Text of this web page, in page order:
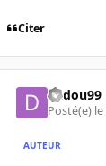
Citer
dadou99
Posté(e)
AUTEUR